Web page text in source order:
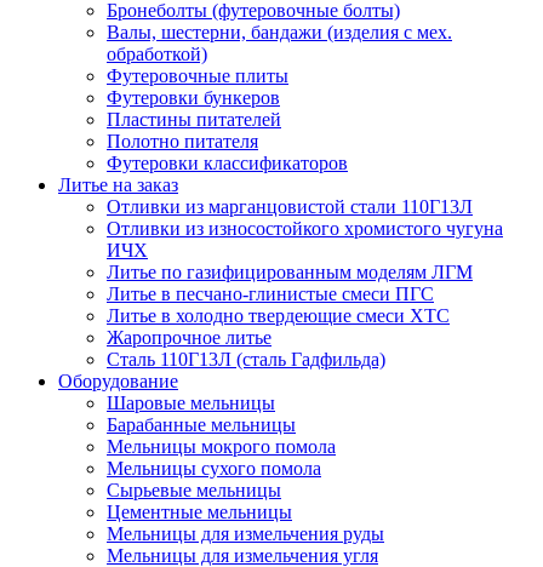
Бронеболты (футеровочные болты)
Валы, шестерни, бандажи (изделия с мех.
обработкой)
Футеровочные плиты
Футеровки бункеров
Пластины питателей
Полотно питателя
Футеровки классификаторов
Литье на заказ
Отливки из марганцовистой стали 110Г13Л
Отливки из износостойкого хромистого чугуна
ИЧХ
Литье по газифицированным моделям ЛГМ
Литье в песчано-глинистые смеси ПГС
Литье в холодно твердеющие смеси ХТС
Жаропрочное литье
Сталь 110Г13Л (сталь Гадфильда)
Оборудование
Шаровые мельницы
Барабанные мельницы
Мельницы мокрого помола
Мельницы сухого помола
Сырьевые мельницы
Цементные мельницы
Мельницы для измельчения руды
Мельницы для измельчения угля